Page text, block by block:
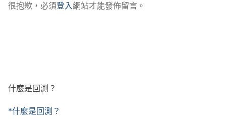
很抱歉，必須登入網站才能發佈留言。
什麼是回測？
*什麼是回測？